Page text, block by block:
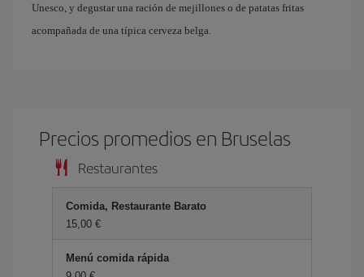
Unesco, y degustar una ración de mejillones o de patatas fritas
acompañada de una típica cerveza belga.
Precios promedios en Bruselas
Restaurantes
Comida, Restaurante Barato
15,00 €
Menú comida rápida